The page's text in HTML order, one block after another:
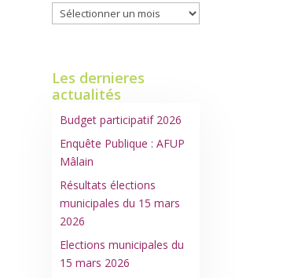
Les
anciens
Les dernieres
actualités
Budget participatif 2026
Enquête Publique : AFUP
Mâlain
Résultats élections
municipales du 15 mars
2026
Elections municipales du
15 mars 2026